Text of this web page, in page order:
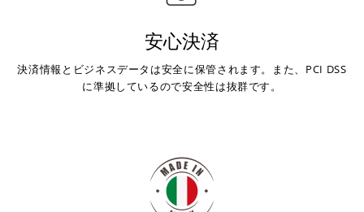
安心決済
決済情報とビジネスデータは安全に保管されます。また、PCI DSS
に準拠しているので安全性は抜群です。